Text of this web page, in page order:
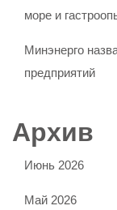
море и
Минэнерго
предприятий
Архив
Июнь 2026
Май 2026